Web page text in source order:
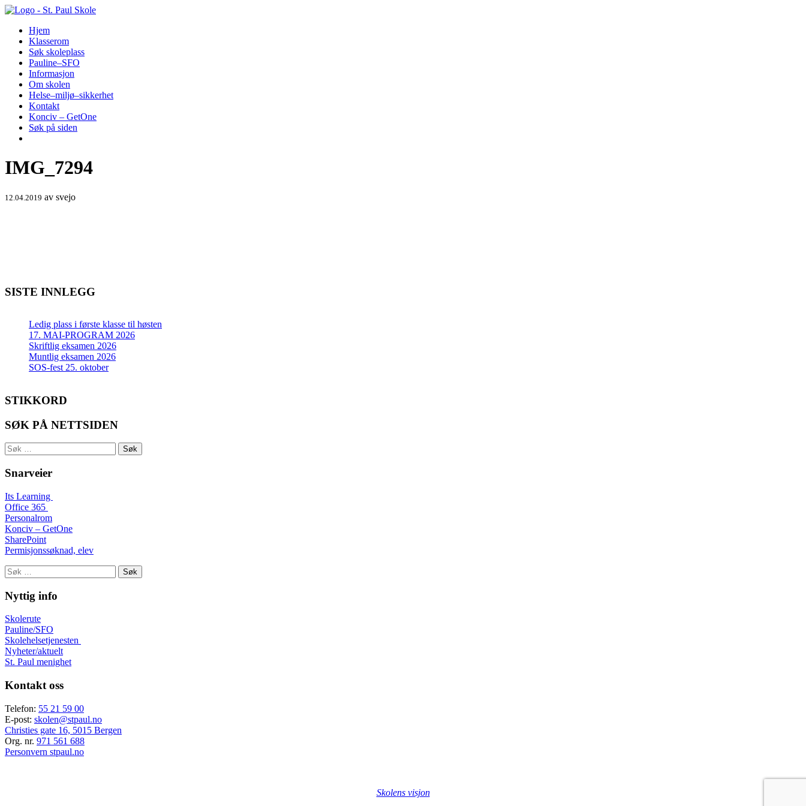
Hopp
innholdHjem
Klasserom
Søk skoleplass
Pauline–SFO
Informasjon
Om skolen
Helse–miljø–sikkerhet
Kontakt
Konciv – GetOne
Søk på siden
IMG_7294
12.04.2019 av svejo
SISTE INNLEGG
Ledig plass i første klasse til høsten
17. MAI-PROGRAM 2026
Skriftlig eksamen 2026
Muntlig eksamen 2026
SOS-fest 25. oktober
STIKKORD
SØK PÅ NETTSIDEN
Søk
etter:
Snarveier
Its Learning
Office 365
Personalrom
Konciv – GetOne
SharePoint
Permisjonssøknad, elev
Søk
etter:
Nyttig info
Skolerute
Pauline/SFO
Skolehelsetjenesten
Nyheter/aktuelt
St. Paul menighet
Kontakt oss
Telefon: 55 21 59 00
E-post: skolen@stpaul.no
Christies gate 16, 5015 Bergen
Org. nr. 971 561 688
Personvern stpaul.no
Skolens visjon